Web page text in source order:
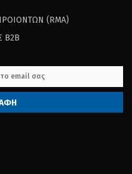
(RΜΑ)
B2B